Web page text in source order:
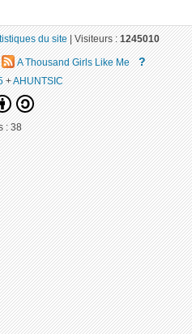
du site|Visiteurs :1245010
A Thousand Girls Like Me ?
+AHUNTSIC
:38